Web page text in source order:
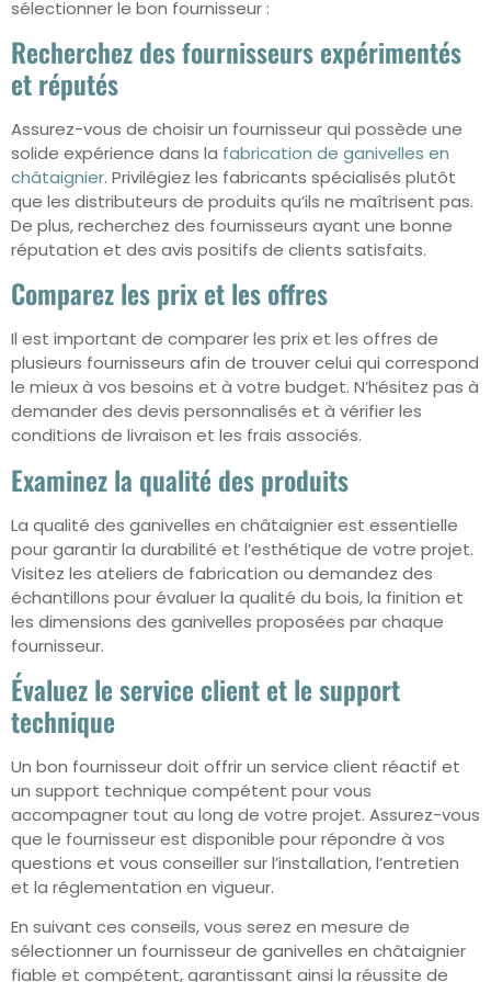
sélectionner le bon fournisseur :
Recherchez des fournisseurs expérimentés
et réputés
Assurez-vous de choisir un fournisseur qui possède une
solide expérience dans la fabrication de ganivelles en
châtaignier. Privilégiez les fabricants spécialisés plutôt
que les distributeurs de produits qu’ils ne maîtrisent pas.
De plus, recherchez des fournisseurs ayant une bonne
réputation et des avis positifs de clients satisfaits.
Comparez les prix et les offres
Il est important de comparer les prix et les offres de
plusieurs fournisseurs afin de trouver celui qui correspond
le mieux à vos besoins et à votre budget. N’hésitez pas à
demander des devis personnalisés et à vérifier les
conditions de livraison et les frais associés.
Examinez la qualité des produits
La qualité des ganivelles en châtaignier est essentielle
pour garantir la durabilité et l’esthétique de votre projet.
Visitez les ateliers de fabrication ou demandez des
échantillons pour évaluer la qualité du bois, la finition et
les dimensions des ganivelles proposées par chaque
fournisseur.
Évaluez le service client et le support
technique
Un bon fournisseur doit offrir un service client réactif et
un support technique compétent pour vous
accompagner tout au long de votre projet. Assurez-vous
que le fournisseur est disponible pour répondre à vos
questions et vous conseiller sur l’installation, l’entretien
et la réglementation en vigueur.
En suivant ces conseils, vous serez en mesure de
sélectionner un fournisseur de ganivelles en châtaignier
fiable et compétent, garantissant ainsi la réussite de